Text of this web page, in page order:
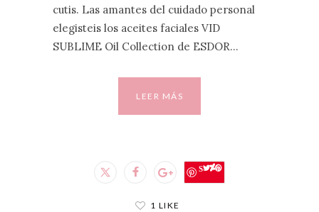
cutis. Las amantes del cuidado personal
elegisteis los aceites faciales VID
SUBLIME Oil Collection de ESDOR…
LEER MÁS
Save
1 LIKE